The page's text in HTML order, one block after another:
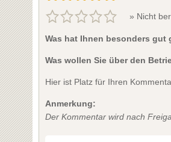
» Nicht
Was hat Ihnen besonders gut
Was wollen Sie über den
Hier ist Platz für Ihren
Anmerkung:
Der Kommentar wird nach